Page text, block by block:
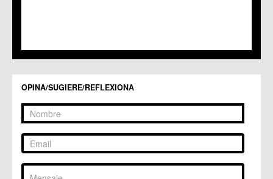
C.C. Zarandona
OPINA/SUGIERE/REFLEXIONA